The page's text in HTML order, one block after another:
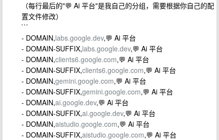
（每行最后的"💬 Ai 平台"是我自己的分组，需要根据你自己的配
置文件修改）
```
- DOMAIN,labs.google.dev,💬 Ai 平台
- DOMAIN-SUFFIX,labs.google.dev,💬 Ai 平台
- DOMAIN,clients6.google.com,💬 Ai 平台
- DOMAIN-SUFFIX,clients6.google.com,💬 Ai 平台
- DOMAIN,gemini.google.com,💬 Ai 平台
- DOMAIN-SUFFIX,gemini.google.com,💬 Ai 平台
- DOMAIN,ai.google.dev,💬 Ai 平台
- DOMAIN-SUFFIX,ai.google.dev,💬 Ai 平台
- DOMAIN,aistudio.google.com,💬 Ai 平台
- DOMAIN-SUFFIX,aistudio.google.com,💬 Ai 平台